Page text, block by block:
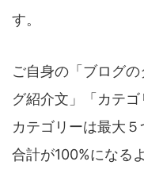
す。
ご自身の「ブログ
グ紹介文」「カテゴ
カテゴリーは最大
合計が100%になる